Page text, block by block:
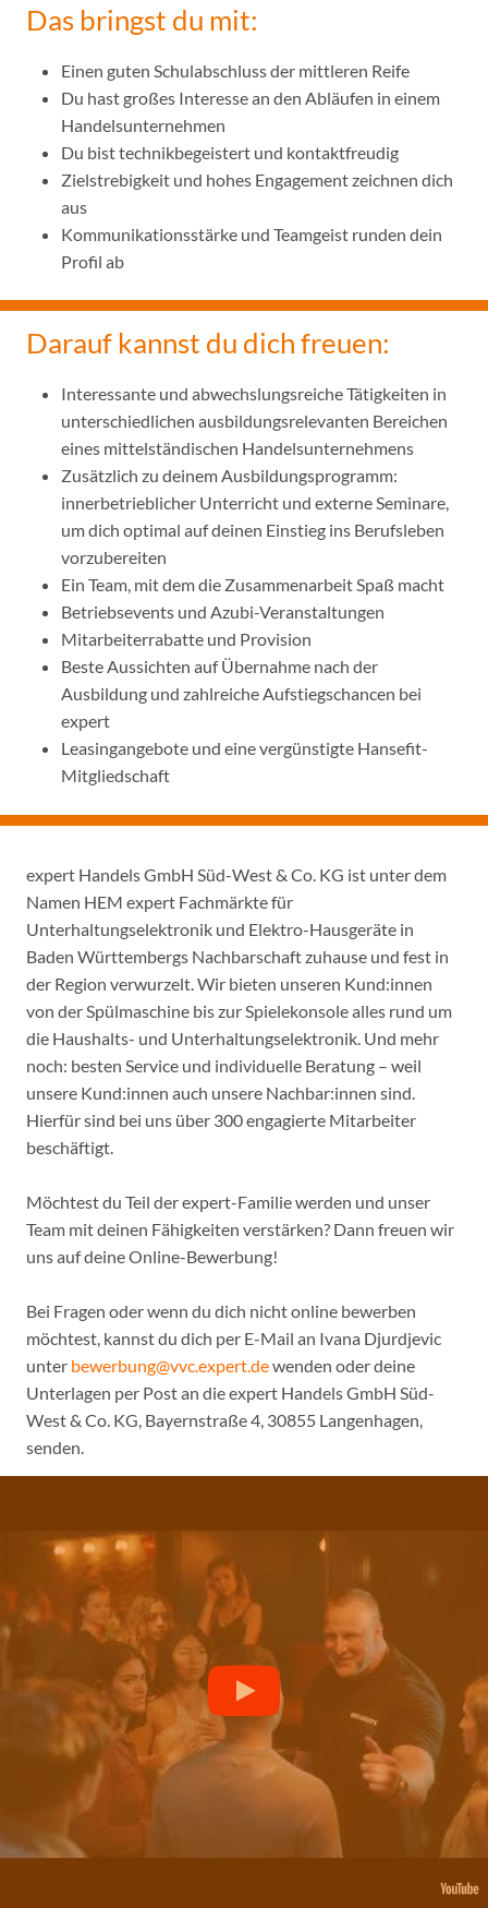
Das bringst du mit:
Einen guten Schulabschluss der mittleren Reife
Du hast großes Interesse an den Abläufen in einem
Handelsunternehmen
Du bist technikbegeistert und kontaktfreudig
Zielstrebigkeit und hohes Engagement zeichnen dich
aus
Kommunikationsstärke und Teamgeist runden dein
Profil ab
Darauf kannst du dich freuen:
Interessante und abwechslungsreiche Tätigkeiten in
unterschiedlichen ausbildungsrelevanten Bereichen
eines mittelständischen Handelsunternehmens
Zusätzlich zu deinem Ausbildungsprogramm:
innerbetrieblicher Unterricht und externe Seminare,
um dich optimal auf deinen Einstieg ins Berufsleben
vorzubereiten
Ein Team, mit dem die Zusammenarbeit Spaß macht
Betriebsevents und Azubi-Veranstaltungen
Mitarbeiterrabatte und Provision
Beste Aussichten auf Übernahme nach der
Ausbildung und zahlreiche Aufstiegschancen bei
expert
Leasingangebote und eine vergünstigte Hansefit-
Mitgliedschaft
expert Handels GmbH Süd-West & Co. KG ist unter dem
Namen HEM expert Fachmärkte für
Unterhaltungselektronik und Elektro-Hausgeräte in
Baden Württembergs Nachbarschaft zuhause und fest in
der Region verwurzelt. Wir bieten unseren Kund:innen
von der Spülmaschine bis zur Spielekonsole alles rund um
die Haushalts- und Unterhaltungselektronik. Und mehr
noch: besten Service und individuelle Beratung – weil
unsere Kund:innen auch unsere Nachbar:innen sind.
Hierfür sind bei uns über 300 engagierte Mitarbeiter
beschäftigt.
Möchtest du Teil der expert-Familie werden und unser
Team mit deinen Fähigkeiten verstärken? Dann freuen wir
uns auf deine Online-Bewerbung!
Bei Fragen oder wenn du dich nicht online bewerben
möchtest, kannst du dich per E-Mail an Ivana Djurdjevic
unter bewerbung@vvc.expert.dewenden oder deine
Unterlagen per Post an die expert Handels GmbH Süd-
West & Co. KG, Bayernstraße 4, 30855 Langenhagen,
senden.